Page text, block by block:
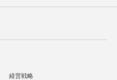
経営戦略